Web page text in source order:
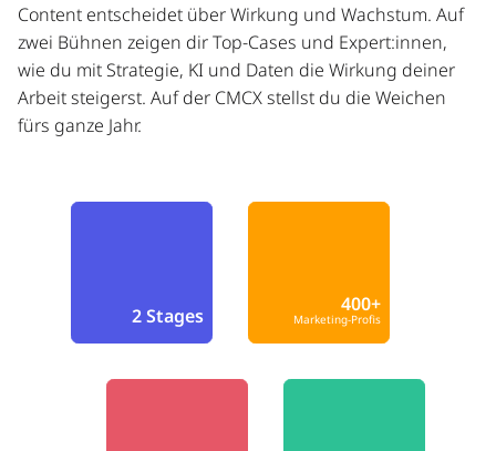
Content entscheidet über Wirkung und Wachstum. Auf
zwei Bühnen zeigen dir Top-Cases und Expert:innen,
wie du mit Strategie, KI und Daten die Wirkung deiner
Arbeit steigerst. Auf der CMCX stellst du die Weichen
fürs ganze Jahr.
2 Stages 400+
Marketing-Profis